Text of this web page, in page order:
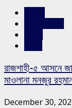
রাজশাহী-৫ আসনে
মাওলানা মনজুর
December 30,